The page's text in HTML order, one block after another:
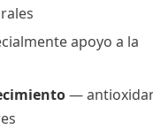
apoyo a la
—